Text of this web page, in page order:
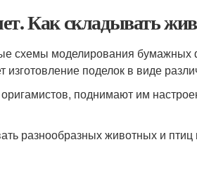
Как складывать
схемы моделирования бумажных
поделок в виде
поднимают им
разнообразных животных и птиц